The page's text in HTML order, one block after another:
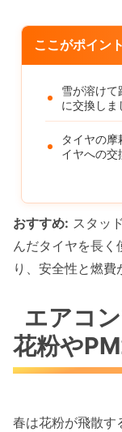
ここがポイン
雪が溶けて
に交換しま
タイヤの
イヤへの交
おすすめ: スタッ
んだタイヤを長く
り、安全性と燃費
エアコ
花粉や
春は花粉が飛散す